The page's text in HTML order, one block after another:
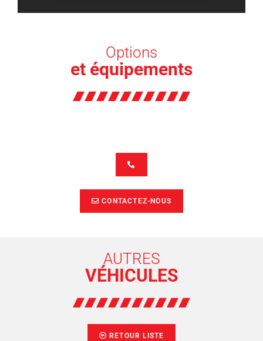
Options
et équipements
CONTACTEZ-NOUS
AUTRES
VÉHICULES
RETOUR LISTE